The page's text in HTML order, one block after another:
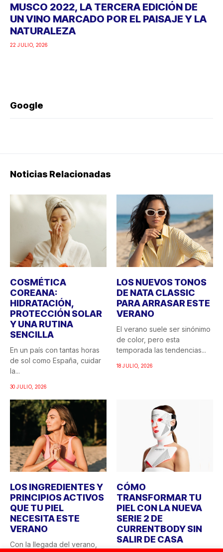
MUSCO 2022, LA TERCERA EDICIÓN DE
UN VINO MARCADO POR EL PAISAJE Y LA
NATURALEZA
22 JULIO, 2026
Google
Noticias Relacionadas
COSMÉTICA
COREANA:
HIDRATACIÓN,
PROTECCIÓN SOLAR
Y UNA RUTINA
SENCILLA
En un país con tantas horas
de sol como España, cuidar
la...
30 JULIO, 2026
LOS NUEVOS TONOS
DE NATA CLASSIC
PARA ARRASAR ESTE
VERANO
El verano suele ser sinónimo
de color, pero esta
temporada las tendencias...
18 JULIO, 2026
LOS INGREDIENTES Y
PRINCIPIOS ACTIVOS
QUE TU PIEL
NECESITA ESTE
VERANO
Con la llegada del verano,
CÓMO
TRANSFORMAR TU
PIEL CON LA NUEVA
SERIE 2 DE
CURRENTBODY SIN
SALIR DE CASA